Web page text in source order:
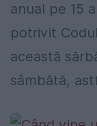
anual pe 15
potrivit
această
sâmbătă,